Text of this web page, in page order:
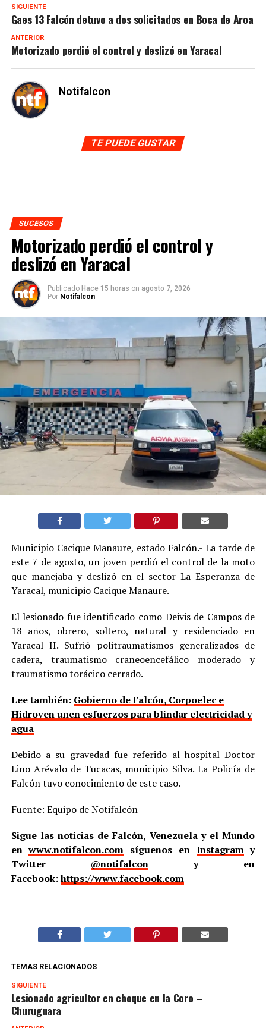
SIGUIENTE
Gaes 13 Falcón detuvo a dos solicitados en Boca de Aroa
ANTERIOR
Motorizado perdió el control y deslizó en Yaracal
Notifalcon
TE PUEDE GUSTAR
SUCESOS
Motorizado perdió el control y
deslizó en Yaracal
Publicado Hace 15 horas on agosto 7, 2026
Por Notifalcon
Municipio Cacique Manaure, estado Falcón.- La tarde de
este 7 de agosto, un joven perdió el control de la moto
que manejaba y deslizó en el sector La Esperanza de
Yaracal, municipio Cacique Manaure.
El lesionado fue identificado como Deivis de Campos de
18 años, obrero, soltero, natural y residenciado en
Yaracal II. Sufrió politraumatismos generalizados de
cadera, traumatismo craneoencefálico moderado y
traumatismo torácico cerrado.
Lee también: Gobierno de Falcón, Corpoelec e
Hidroven unen esfuerzos para blindar electricidad y
agua
Debido a su gravedad fue referido al hospital Doctor
Lino Arévalo de Tucacas, municipio Silva. La Policía de
Falcón tuvo conocimiento de este caso.
Fuente: Equipo de Notifalcón
Sigue las noticias de Falcón, Venezuela y el Mundo
enwww.notifalcon.com síguenos en Instagramy
Twitter @notifalcony en
Facebook:https://www.facebook.com
TEMAS RELACIONADOS
SIGUIENTE
Lesionado agricultor en choque en la Coro –
Churuguara